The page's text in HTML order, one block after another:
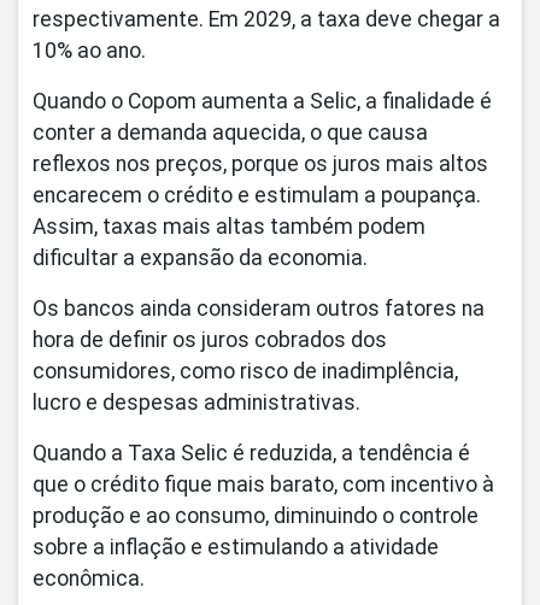
respectivamente. Em 2029, a taxa deve chegar a
10% ao ano.
Quando o Copom aumenta a Selic, a finalidade é
conter a demanda aquecida, o que causa
reflexos nos preços, porque os juros mais altos
encarecem o crédito e estimulam a poupança.
Assim, taxas mais altas também podem
dificultar a expansão da economia.
Os bancos ainda consideram outros fatores na
hora de definir os juros cobrados dos
consumidores, como risco de inadimplência,
lucro e despesas administrativas.
Quando a Taxa Selic é reduzida, a tendência é
que o crédito fique mais barato, com incentivo à
produção e ao consumo, diminuindo o controle
sobre a inflação e estimulando a atividade
econômica.